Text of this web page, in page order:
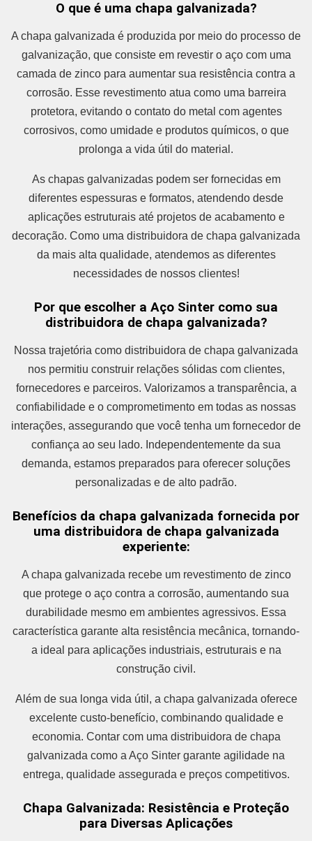
O que é uma chapa galvanizada?
A chapa galvanizada é produzida por meio do processo de
galvanização, que consiste em revestir o aço com uma
camada de zinco para aumentar sua resistência contra a
corrosão. Esse revestimento atua como uma barreira
protetora, evitando o contato do metal com agentes
corrosivos, como umidade e produtos químicos, o que
prolonga a vida útil do material.
As chapas galvanizadas podem ser fornecidas em
diferentes espessuras e formatos, atendendo desde
aplicações estruturais até projetos de acabamento e
decoração. Como uma distribuidora de chapa galvanizada
da mais alta qualidade, atendemos as diferentes
necessidades de nossos clientes!
Por que escolher a Aço Sinter como sua
distribuidora de chapa galvanizada?
Nossa trajetória como distribuidora de chapa galvanizada
nos permitiu construir relações sólidas com clientes,
fornecedores e parceiros. Valorizamos a transparência, a
confiabilidade e o comprometimento em todas as nossas
interações, assegurando que você tenha um fornecedor de
confiança ao seu lado. Independentemente da sua
demanda, estamos preparados para oferecer soluções
personalizadas e de alto padrão.
Benefícios da chapa galvanizada fornecida por
uma distribuidora de chapa galvanizada
experiente:
A chapa galvanizada recebe um revestimento de zinco
que protege o aço contra a corrosão, aumentando sua
durabilidade mesmo em ambientes agressivos. Essa
característica garante alta resistência mecânica, tornando-
a ideal para aplicações industriais, estruturais e na
construção civil.
Além de sua longa vida útil, a chapa galvanizada oferece
excelente custo-benefício, combinando qualidade e
economia. Contar com uma distribuidora de chapa
galvanizada como a Aço Sinter garante agilidade na
entrega, qualidade assegurada e preços competitivos.
Chapa Galvanizada: Resistência e Proteção
para Diversas Aplicações